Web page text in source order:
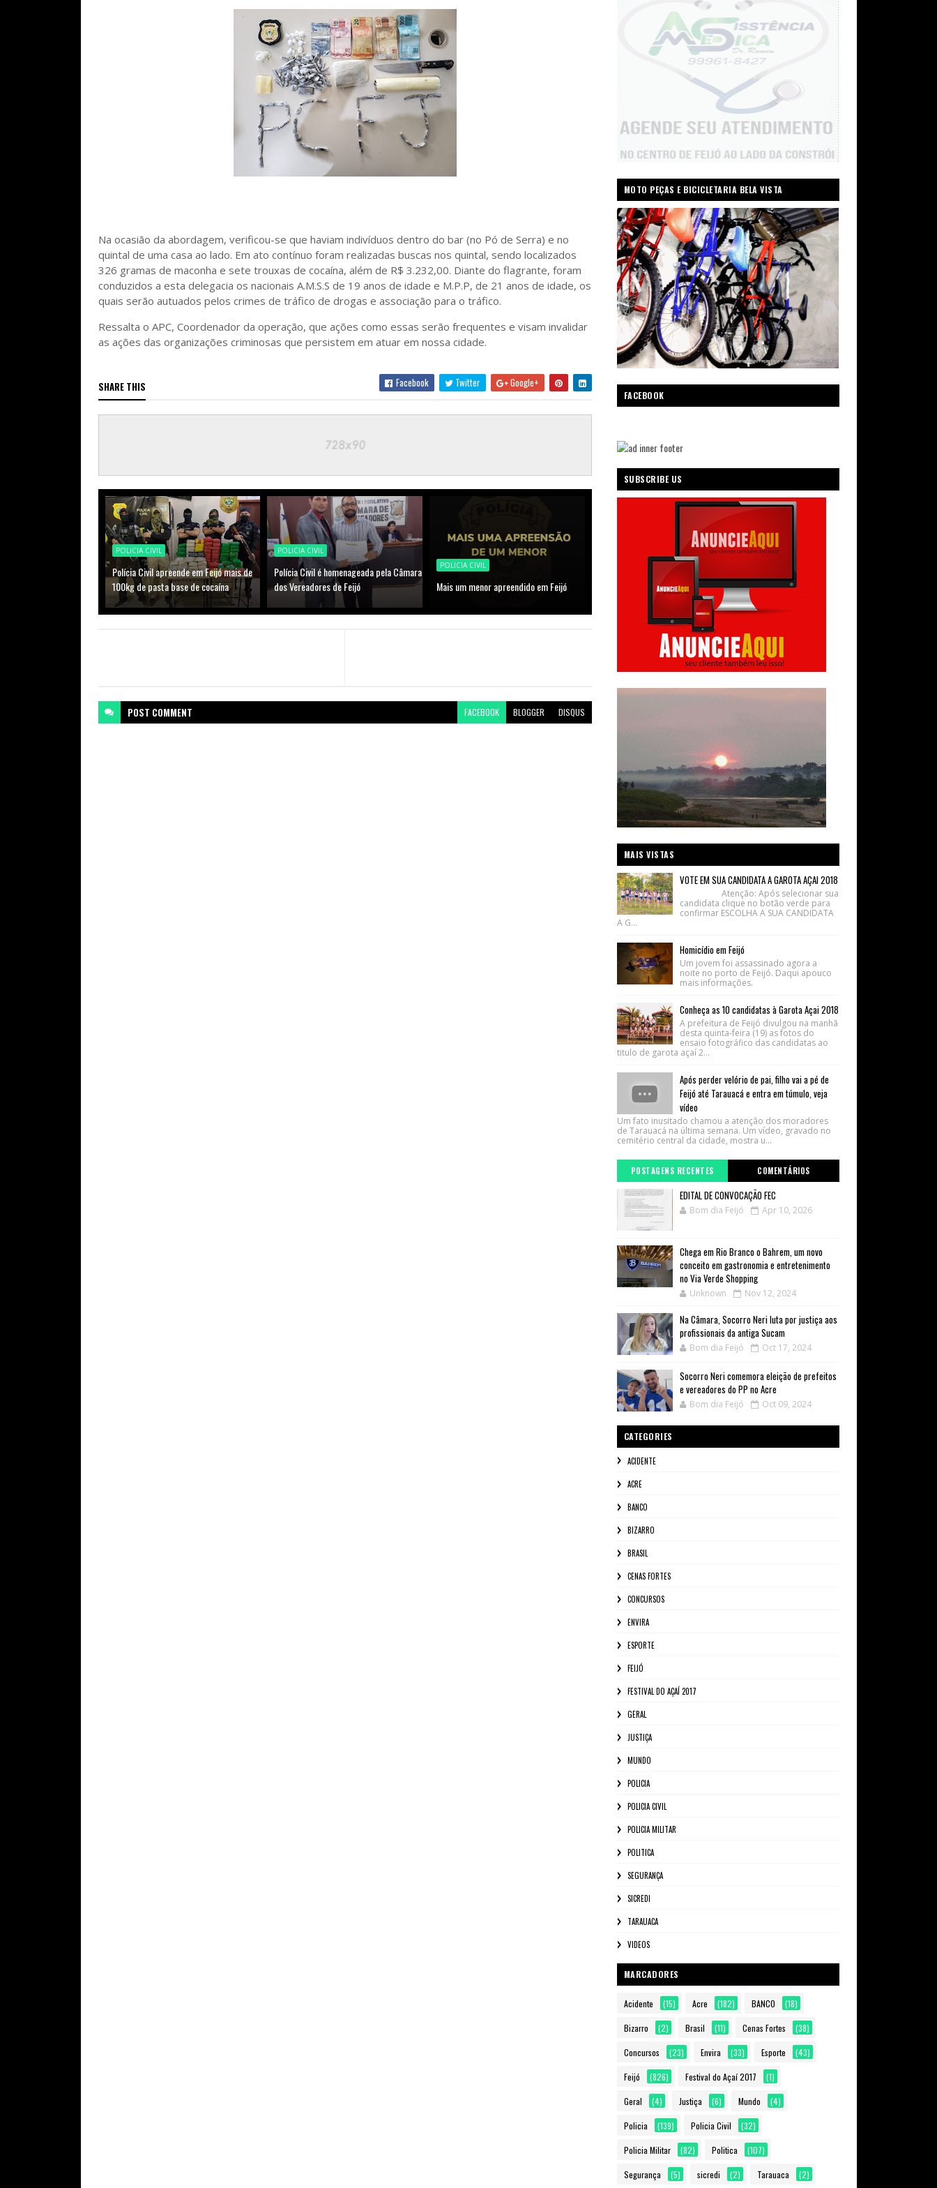
Na ocasião da abordagem, verificou-se que haviam indivíduos dentro do bar (no Pó de Serra) e no
quintal de uma casa ao lado. Em ato contínuo foram realizadas buscas nos quintal, sendo localizados
326 gramas de maconha e sete trouxas de cocaína, além de R$ 3.232,00. Diante do flagrante, foram
conduzidos a esta delegacia os nacionais A.M.S.S de 19 anos de idade e M.P.P, de 21 anos de idade, os
quais serão autuados pelos crimes de tráfico de drogas e associação para o tráfico.
Ressalta o APC, Coordenador da operação, que ações como essas serão frequentes e visam invalidar
as ações das organizações criminosas que persistem em atuar em nossa cidade.
SHARE THIS Facebook Twitter Google+
POLICIA CIVIL
Polícia Civil apreende em Feijó mais de
100kg de pasta base de cocaína
POLICIA CIVIL
Polícia Civil é homenageada pela Câmara
dos Vereadores de Feijó
POLICIA CIVIL
Mais um menor apreendido em Feijó
POST COMMENT FACEBOOK BLOGGER DISQUS
MOTO PEÇAS E BICICLETARIA BELA VISTA
FACEBOOK
SUBSCRIBE US
MAIS VISTAS
VOTE EM SUA CANDIDATA A GAROTA AÇAI 2018
Atenção: Após selecionar sua
candidata clique no botão verde para
confirmar ESCOLHA A SUA CANDIDATA
A G...
Homicídio em Feijó
Um jovem foi assassinado agora a
noite no porto de Feijó. Daqui apouco
mais informações.
Conheça as 10 candidatas à Garota Açai 2018
A prefeitura de Feijó divulgou na manhã
desta quinta-feira (19) as fotos do
ensaio fotográfico das candidatas ao
titulo de garota açaí 2...
Após perder velório de pai, filho vai a pé de
Feijó até Tarauacá e entra em túmulo, veja
vídeo
Um fato inusitado chamou a atenção dos moradores
de Tarauacá na última semana. Um vídeo, gravado no
cemitério central da cidade, mostra u...
POSTAGENS RECENTES COMENTÁRIOS
EDITAL DE CONVOCAÇÃO FEC
Bom dia Feijó Apr 10, 2026
Chega em Rio Branco o Bahrem, um novo
conceito em gastronomia e entretenimento
no Via Verde Shopping
Unknown Nov 12, 2024
Na Câmara, Socorro Neri luta por justiça aos
profissionais da antiga Sucam
Bom dia Feijó Oct 17, 2024
Socorro Neri comemora eleição de prefeitos
e vereadores do PP no Acre
Bom dia Feijó Oct 09, 2024
CATEGORIES
ACIDENTE
ACRE
BANCO
BIZARRO
BRASIL
CENAS FORTES
CONCURSOS
ENVIRA
ESPORTE
FEIJÓ
FESTIVAL DO AÇAÍ 2017
GERAL
JUSTIÇA
MUNDO
POLICIA
POLICIA CIVIL
POLICIA MILITAR
POLITICA
SEGURANÇA
SICREDI
TARAUACA
VIDEOS
MARCADORES
Acidente (15) Acre (182) BANCO (18)
Bizarro (2) Brasil (11) Cenas Fortes (38)
Concursos (23) Envira (33) Esporte (43)
Feijó (826) Festival do Açaí 2017 (1)
Geral (4) Justiça (6) Mundo (4)
Policia (139) Policia Civil (32)
Policia Militar (82) Politica (107)
Segurança (5) sicredi (2) Tarauaca (2)